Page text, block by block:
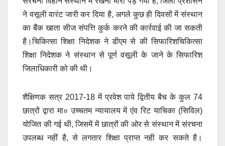
ने वसूली वारंट जारी कर दिया है, अगले कुछ ही दिवसों में संस्थान
का बैंक खाता सीज संपत्ति कुर्क करने की कार्रवाई की जा सकती
है।चिकित्सा शिक्षा निदेशक ने डीएम से की सिफारिशचिकित्सा
शिक्षा निदेशक ने संस्थान से पूर्ण वसूली के जाने के सिफारिश
जिलाधिकारी को की थी।
शैक्षिणक सत्र 2017-18 में प्रवेश पाये द्वितीय बैच के कुल 74
छात्रों द्वारा मा० उच्चतम न्यायालय में एंव रिट याचिका (सिविल)
योजित की गई थी, जिसमें में छात्रों की ओर से संस्थान में संरचना
उपलब्ध नहीं है, से लगतार शिक्षा प्राप्त नही कर सकते है।